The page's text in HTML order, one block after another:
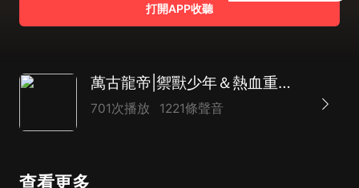
打開APP收聽
萬古龍帝|禦獸少年＆熱血重生＆玄幻爽文|多人有聲劇
701次播放 1221條聲音
查看更多